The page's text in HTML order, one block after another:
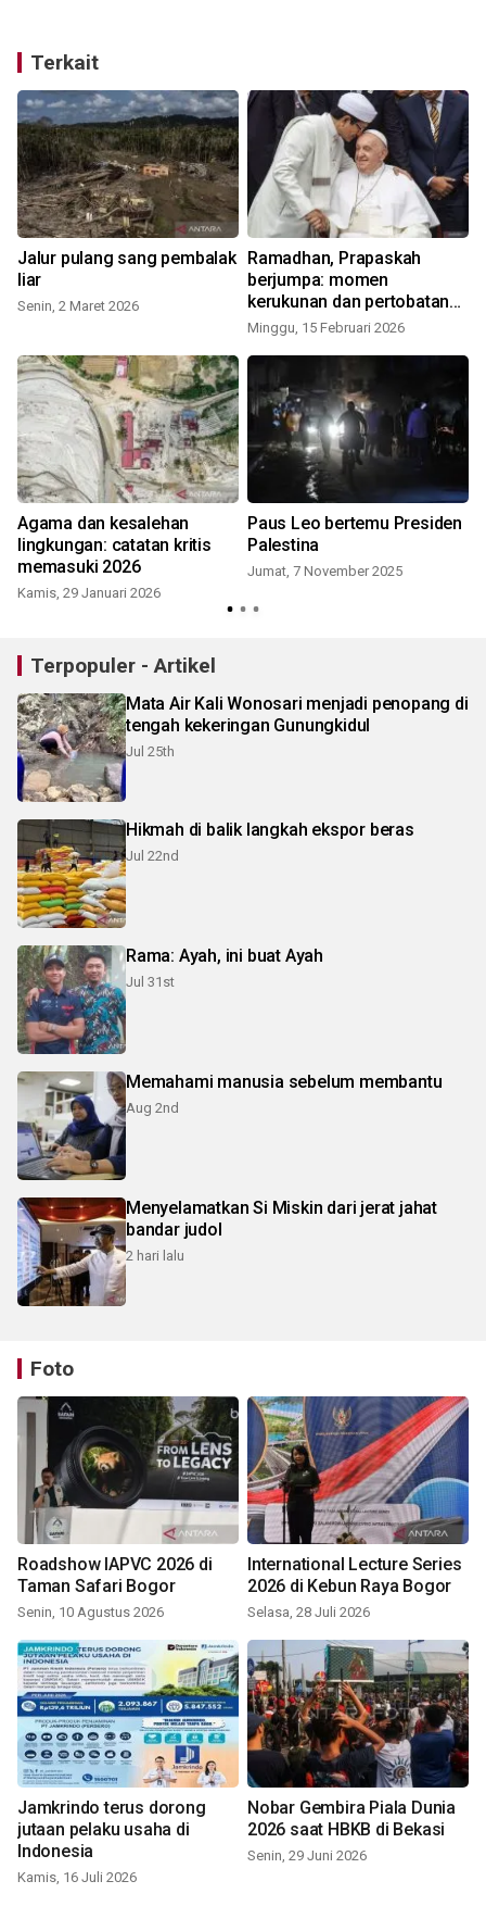
Terkait
Jalur pulang sang pembalak
liar
Senin, 2 Maret 2026
Ramadhan, Prapaskah
berjumpa: momen
kerukunan dan pertobatan
ekologis
Minggu, 15 Februari 2026
Agama dan kesalehan
lingkungan: catatan kritis
memasuki 2026
Kamis, 29 Januari 2026
Paus Leo bertemu Presiden
Palestina
Jumat, 7 November 2025
Terpopuler - Artikel
Mata Air Kali Wonosari menjadi penopang di
tengah kekeringan Gunungkidul
Jul 25th
Hikmah di balik langkah ekspor beras
Jul 22nd
Rama: Ayah, ini buat Ayah
Jul 31st
Memahami manusia sebelum membantu
Aug 2nd
Menyelamatkan Si Miskin dari jerat jahat
bandar judol
2 hari lalu
Foto
Roadshow IAPVC 2026 di
Taman Safari Bogor
Senin, 10 Agustus 2026
International Lecture Series
2026 di Kebun Raya Bogor
Selasa, 28 Juli 2026
Jamkrindo terus dorong
jutaan pelaku usaha di
Indonesia
Kamis, 16 Juli 2026
Nobar Gembira Piala Dunia
2026 saat HBKB di Bekasi
Senin, 29 Juni 2026